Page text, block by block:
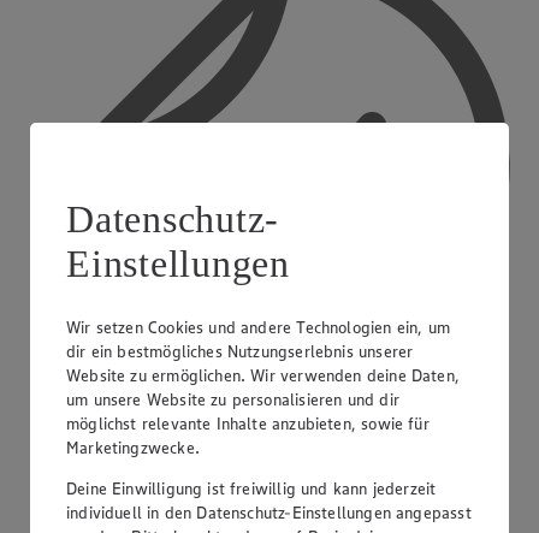
Treueaktionen
Datenschutz-
Einstellungen
Wir setzen Cookies und andere Technologien ein, um
dir ein bestmögliches Nutzungserlebnis unserer
Website zu ermöglichen. Wir verwenden deine Daten,
um unsere Website zu personalisieren und dir
möglichst relevante Inhalte anzubieten, sowie für
Marketingzwecke.
Deine Einwilligung ist freiwillig und kann jederzeit
individuell in den Datenschutz-Einstellungen angepasst